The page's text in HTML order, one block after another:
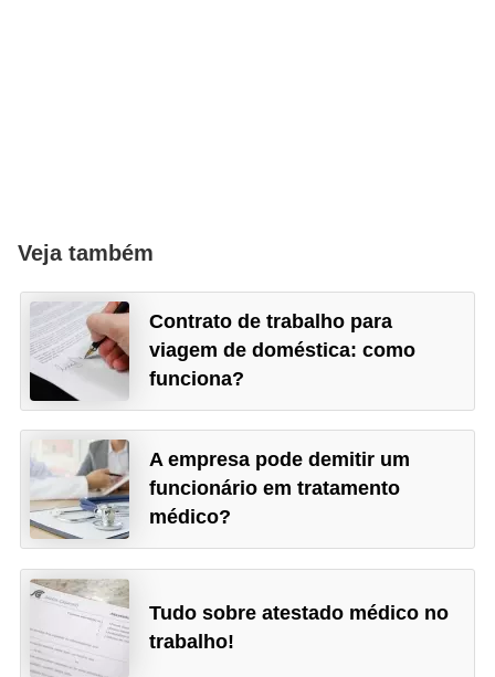
Veja também
Contrato de trabalho para
viagem de doméstica: como
funciona?
A empresa pode demitir um
funcionário em tratamento
médico?
Tudo sobre atestado médico no
trabalho!
S
o
f
t
w
a
r
e
d
c
o
n